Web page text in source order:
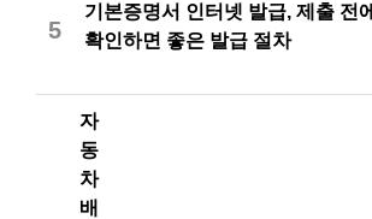
5
기본증명서 인터넷 발급, 제출 전에
확인하면 좋은 발급 절차
자
동
차
배